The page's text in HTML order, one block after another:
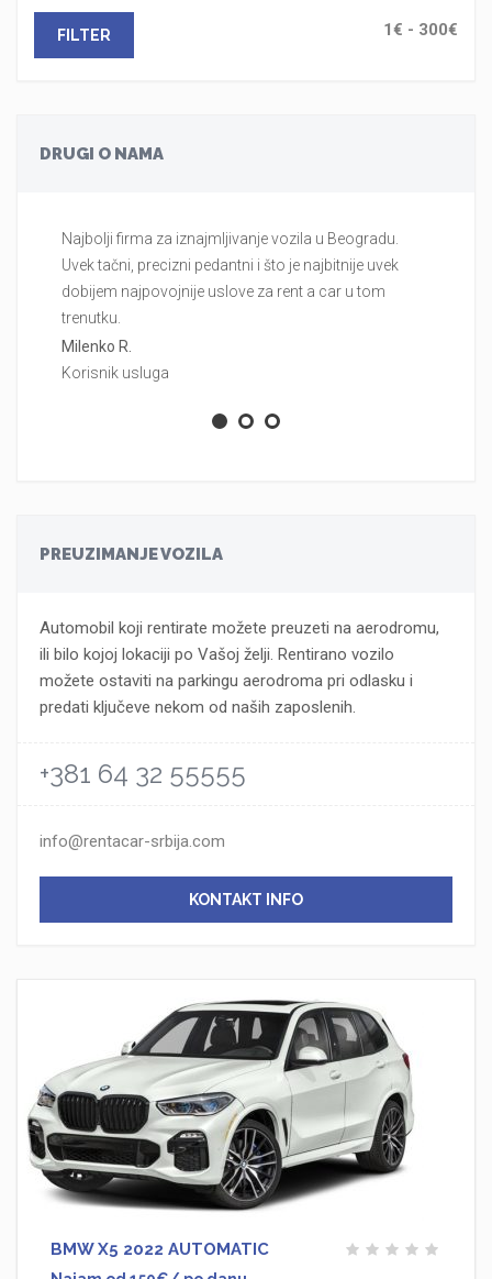
FILTER
DRUGI O NAMA
Najbolji firma za iznajmljivanje vozila u Beogradu.
Uvek tačni, precizni pedantni i što je najbitnije uvek
dobijem najpovojnije uslove za rent a car u tom
trenutku.
Milenko R.
Korisnik usluga
PREUZIMANJE VOZILA
Automobil koji rentirate možete preuzeti na aerodromu,
ili bilo kojoj lokaciji po Vašoj želji. Rentirano vozilo
možete ostaviti na parkingu aerodroma pri odlasku i
predati ključeve nekom od naših zaposlenih.
+381 64 32 55555
info@rentacar-srbija.com
KONTAKT INFO
BMW X5 2022 AUTOMATIC